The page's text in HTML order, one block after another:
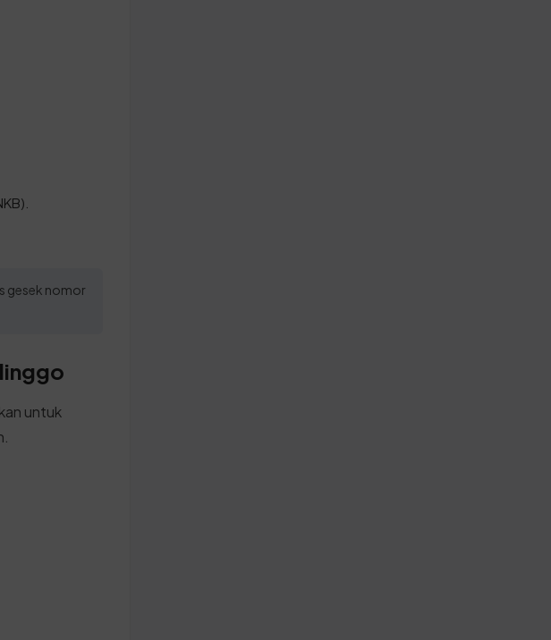
gesek nomor
untuk